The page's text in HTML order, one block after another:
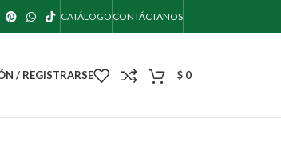
CATÁLOGO CONTÁCTANOS
/ REGISTRARSE $ 0